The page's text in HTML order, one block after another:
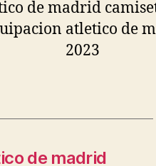
de madrid